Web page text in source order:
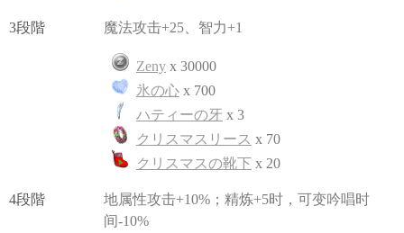
3段階 魔法攻击+25、智力+1
Zeny x 30000
氷の心 x 700
ハティーの牙 x 3
クリスマスリース x 70
クリスマスの靴下 x 20
4段階
地属性攻击+10%；精炼+5时，可变吟唱时
间-10%